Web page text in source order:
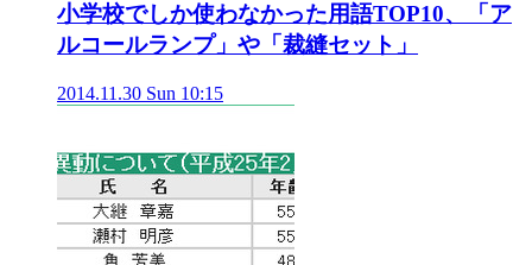
小学校でしか使わなかった用語TOP10、「ア
ルコールランプ」や「裁縫セット」
2014.11.30 Sun 10:15